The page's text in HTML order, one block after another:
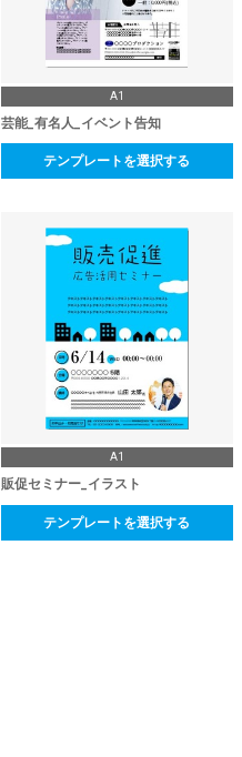
A1
芸能_有名人_イベント告知
テンプレートを選択する
A1
販促セミナー_イラスト
テンプレートを選択する